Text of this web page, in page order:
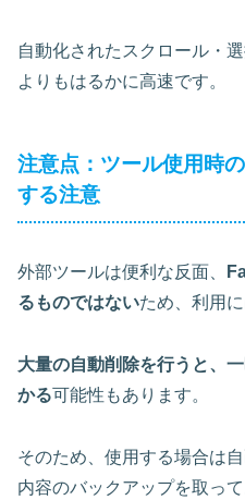
自動化されたスクロール・
よりもはるかに高速です。
注意点：ツール使用時
する注意
外部ツールは便利な反面、
るものではないため、利用
大量の自動削除を行うと、
かる可能性もあります。
そのため、使用する場合は自
内容のバックアップを取って